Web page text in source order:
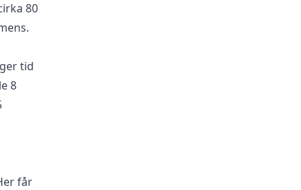
80
tid
8
får